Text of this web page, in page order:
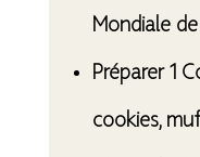
Mondiale
Préparer 1
cookies,